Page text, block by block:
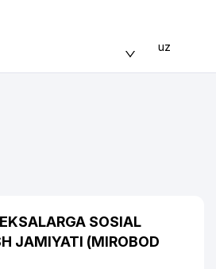
uz
SOSIAL
JAMIYATI (MIROBOD